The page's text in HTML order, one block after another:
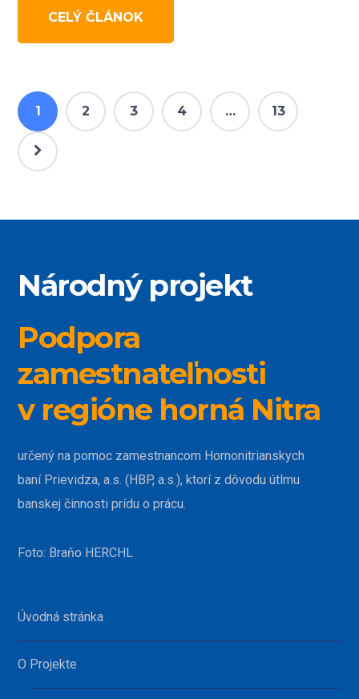
CELÝ ČLÁNOK
1 2 3 4 … 13
Národný projekt
Podpora
zamestnateľnosti
v regióne horná Nitra
určený na pomoc zamestnancom Hornonitrianskych
baní Prievidza, a.s. (HBP, a.s.), ktorí z dôvodu útlmu
banskej činnosti prídu o prácu.
Foto: Braňo HERCHL
Úvodná stránka
O Projekte